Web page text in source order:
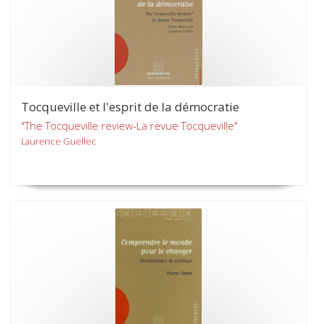
Tocqueville et l'esprit de la démocratie
"The Tocqueville review-La revue Tocqueville"
Laurence Guellec